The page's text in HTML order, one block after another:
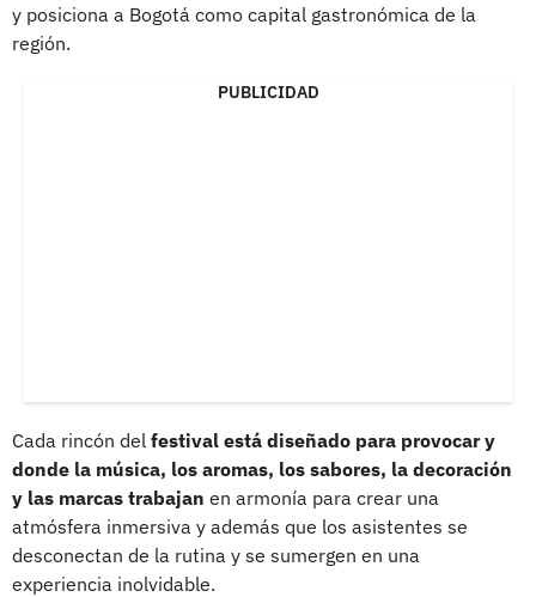
y posiciona a Bogotá como capital gastronómica de la
región.
PUBLICIDAD
Cada rincón del festival está diseñado para provocar y
donde la música, los aromas, los sabores, la decoración
y las marcas trabajan en armonía para crear una
atmósfera inmersiva y además que los asistentes se
desconectan de la rutina y se sumergen en una
experiencia inolvidable.